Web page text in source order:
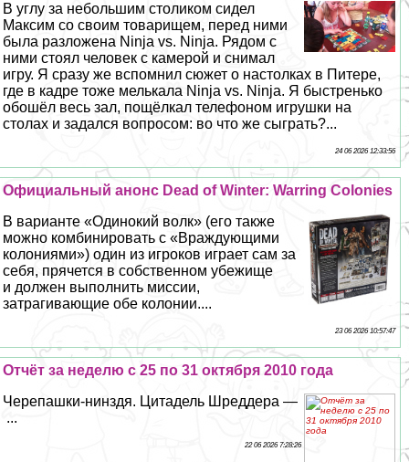
В углу за небольшим столиком сидел
Максим со своим товарищем, перед ними
была разложена Ninja vs. Ninja. Рядом с
ними стоял человек с камерой и снимал
игру. Я сразу же вспомнил сюжет о настолках в Питере,
где в кадре тоже мелькала Ninja vs. Ninja. Я быстренько
обошёл весь зал, пощёлкал телефоном игрушки на
столах и задался вопросом: во что же сыграть?...
24 06 2026 12:33:56
Официальный анонс Dead of Winter: Warring Colonies
В варианте «Одинокий волк» (его также
можно комбинировать с «Враждующими
колониями») один из игроков играет сам за
себя, прячется в собственном убежище
и должен выполнить миссии,
затрагивающие обе колонии....
23 06 2026 10:57:47
Отчёт за неделю с 25 по 31 октября 2010 года
Черепашки-нинздя. Цитадель Шреддера —
...
22 06 2026 7:28:26